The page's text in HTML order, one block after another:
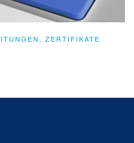
ZERTIFIKATE